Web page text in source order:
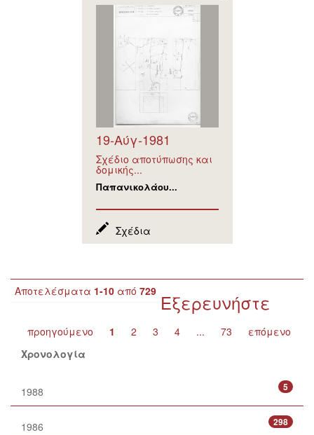
19-Αύγ-1981
Σχέδιο αποτύπωσης και
δομικής...
Παπανικολάου...
Σχέδια
Αποτελέσματα 1-10 από 729
προηγούμενο 1 2 3 4 ... 73 επόμενο
Εξερευνήστε
Χρονολογία
5
1988
298
1986